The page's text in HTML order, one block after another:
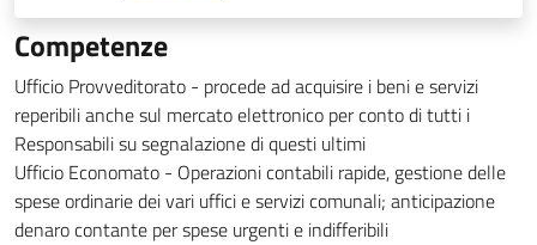
Competenze
Ufficio Provveditorato - procede ad acquisire i beni e servizi
reperibili anche sul mercato elettronico per conto di tutti i
Responsabili su segnalazione di questi ultimi
Ufficio Economato - Operazioni contabili rapide, gestione delle
spese ordinarie dei vari uffici e servizi comunali; anticipazione
denaro contante per spese urgenti e indifferibili